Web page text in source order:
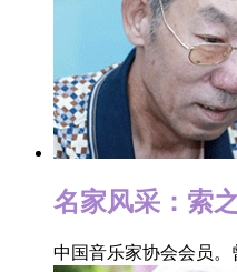
名家风采：索
中国音乐家协会会员